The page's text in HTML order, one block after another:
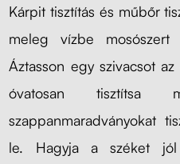
Kárpit tisztítás és műbőr
meleg vízbe mosószert
Áztasson egy szivacsot
óvatosan
szappanmaradványokat
le. Hagyja a széket